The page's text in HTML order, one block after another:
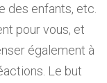
des enfants, etc.
pour vous, et
également à
Le but